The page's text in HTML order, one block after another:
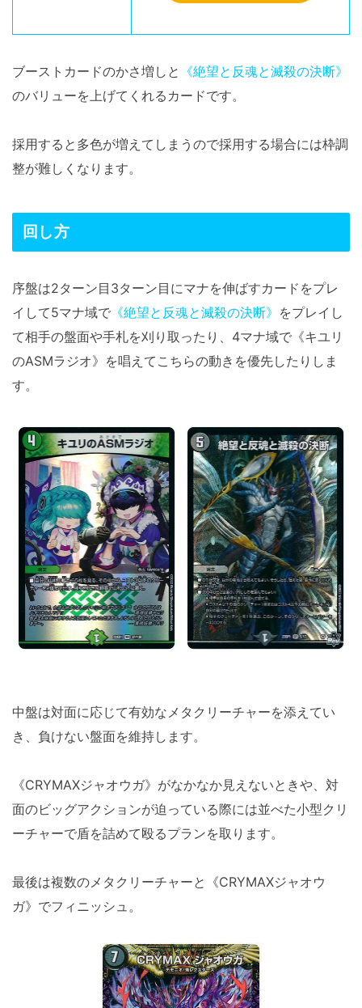
ブーストカードのかさ増しと 《絶望と反魂と滅殺の決断》
のバリューを上げてくれるカードです。
採用すると多色が増えてしまうので採用する場合には枠調
整が難しくなります。
回し方
序盤は2ターン目3ターン目にマナを伸ばすカードをプレ
イして5マナ域で 《絶望と反魂と滅殺の決断》 をプレイし
て相手の盤面や手札を刈り取ったり、4マナ域で《キユリ
のASMラジオ》を唱えてこちらの動きを優先したりしま
す。
中盤は対面に応じて有効なメタクリーチャーを添えてい
き、負けない盤面を維持します。
《CRYMAXジャオウガ》がなかなか見えないときや、対
面のビッグアクションが迫っている際には並べた小型クリ
ーチャーで盾を詰めて殴るプランを取ります。
最後は複数のメタクリーチャーと《CRYMAXジャオウ
ガ》でフィニッシュ。